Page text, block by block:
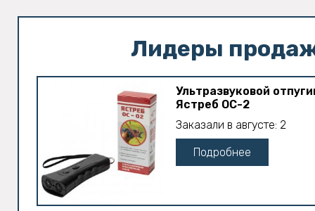
Лидеры
Ультразвуковой
Ястреб ОС-2
Заказали в августе: 2
Подробнее